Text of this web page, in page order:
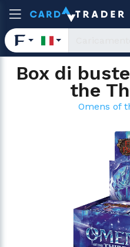
Box di
the
Omens of